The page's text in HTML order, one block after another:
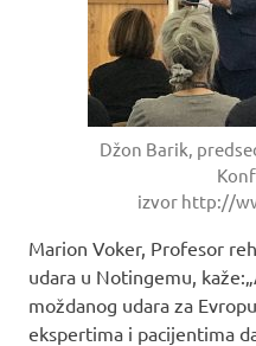
Džon Barik,
izvor http://
Marion Voker, Profesor
udara u Notingemu,
moždanog udara za
ekspertima i pacijentima